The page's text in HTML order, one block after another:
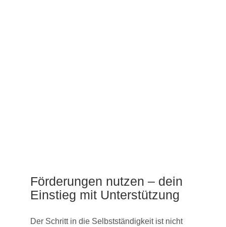
Förderungen nutzen – dein
Einstieg mit Unterstützung
Der Schritt in die Selbstständigkeit ist nicht